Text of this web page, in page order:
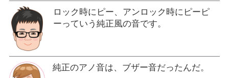
ロック時にピー、アンロック時にピーピ
ーっていう純正風の音です。
純正のアノ音は、ブザー音だったんだ。